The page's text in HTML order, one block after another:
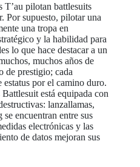
T’au pilotan battlesuits
Por supuesto, pilotar una
una tropa en
y la habilidad para
lo que hace destacar a un
muchos años de
de prestigio; cada
estatus por el camino duro.
está equipada con
lanzallamas,
encuentran entre sus
electrónicas y las
de datos mejoran sus